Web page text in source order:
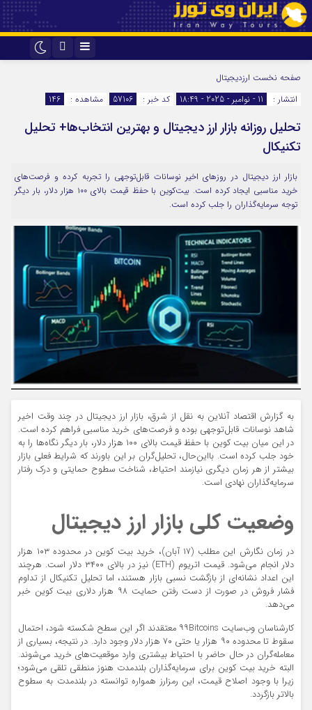
اینستاگرام
صفحه نخست ارزدیجیتال
انتشار :
11 - نوامبر - 2025 - 18:49 کد خبر : 57106 مشاهده : 146
تحلیل روزانه بازار ارز دیجیتال و بهترین انتخاب‌ها+ تحلیل
تکنیکال
بازار ارز دیجیتال در روزهای اخیر نوسانات قابل‌توجهی را تجربه کرده و فرصت‌های
خرید مناسبی ایجاد کرده است. بیت‌کوین با حفظ قیمت بالای ۱۰۰ هزار دلار، بار دیگر
توجه سرمایه‌گذاران را جلب کرده است.
به گزارش اقتصاد آنلاین به نقل از شرق، بازار ارز دیجیتال در چند وقت اخیر
شاهد نوسانات قابل‌توجهی بوده و فرصت‌های خرید مناسبی فراهم کرده است.
در این میان بیت کوین با حفظ قیمت بالای ۱۰۰ هزار دلار، بار دیگر نگاه‌ها را به
خود جلب کرده است. بااین‌حال، تحلیل‌گران بر این باورند که شرایط فعلی بازار
بیشتر از هر زمان دیگری نیازمند احتیاط، شناخت سطوح حمایتی و درک رفتار
سرمایه‌گذاران نهادی است.
وضعیت کلی بازار ارز دیجیتال
در زمان نگارش این مطلب (۱۷ آبان)، خرید بیت کوین در محدوده ۱۰۳ هزار
دلار انجام می‌شود. قیمت اتریوم (ETH) نیز در بالای ۳۴۰۰ دلار است. هرچند
این اعداد نشانه‌ای از بازگشت نسبی بازار هستند، اما تحلیل تکنیکال از تداوم
فشار فروش در صورت از دست رفتن حمایت ۹۸ هزار دلاری بیت کوین خبر
می‌دهد.
کارشناسان وب‌سایت ۹۹Bitcoins معتقدند اگر این سطح شکسته شود، احتمال
سقوط تا محدوده ۹۰ هزار یا حتی ۷۰ هزار دلار وجود دارد. در نتیجه، بسیاری از
معامله‌گران در حال حاضر با احتیاط بیشتری وارد موقعیت‌های خرید می‌شوند.
البته خرید بیت کوین برای سرمایه‌گذاران بلندمدت هنوز منطقی تلقی می‌شود؛
زیرا با وجود اصلاح قیمت، این رمزارز همواره توانسته در بلندمدت به سطوح
بالاتر بازگردد.